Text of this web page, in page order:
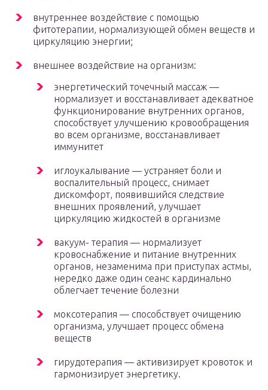
внутреннее воздействие с помощью
фитотерапии, нормализующей обмен веществ и
циркуляцию энергии;
внешнее воздействие на организм:
энергетический точечный массаж —
нормализует и восстанавливает адекватное
функционирование внутренних органов,
способствует улучшению кровообращения
во всем организме, восстанавливает
иммунитет
иглоукалывание — устраняет боли и
воспалительный процесс, снимает
дискомфорт, появившийся следствие
внешних проявлений, улучшает
циркуляцию жидкостей в организме
вакуум- терапия — нормализует
кровоснабжение и питание внутренних
органов, незаменима при приступах астмы,
нередко даже один сеанс кардинально
облегчает течение болезни
моксотерапия — способствует очищению
организма, улучшает процесс обмена
веществ
гирудотерапия — активизирует кровоток и
гармонизирует энергетику.